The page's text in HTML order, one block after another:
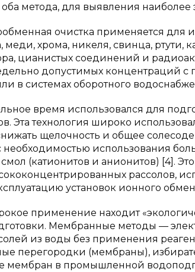
метода, для выявления наиболее
очистка применяется для
хрома, никеля, свинца, ртути,
цианистых соединений и
допустимых концентраций
в системах оборотного
время использовался для
Эта технология широко
щелочность и общее
необходимостью использования
(катионитов и анионитов) [4].
рассолов,
установок ионного
применение находит
Мембранные методы —
из воды без применения
перегородки (мембраны),
в промышленной